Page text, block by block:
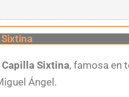
Capilla Sixtina, famosa en
Ángel.